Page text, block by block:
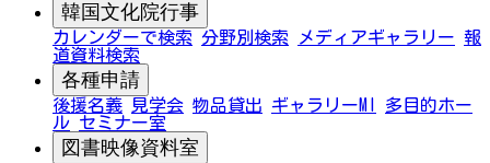
韓国文化院行事
カレンダーで検索 分野別検索 メディアギャラリー 報
道資料検索
各種申請
後援名義 見学会 物品貸出 ギャラリーMI
多目的ホー
ル セミナー室
図書映像資料室